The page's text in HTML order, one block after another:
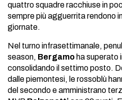
quattro squadre racchiuse in
sempre più agguerrita rendono
giornate.
Nel turno infrasettimanale,
season, Bergamo ha superato
consolidando il settimo posto.
dalle piemontesi, le rossoblù
del secondo e amministrano